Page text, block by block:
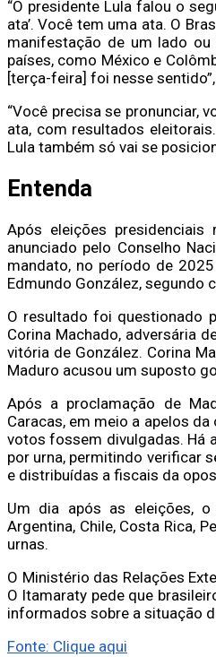
“O presidente Lula falou o
ata’. Você tem uma ata. O
manifestação de um lado
países, como México e
[terça-feira] foi nesse
“Você precisa se pronunciar,
ata, com resultados
Lula também só vai se
Entenda
Após eleições
anunciado pelo Conselho
mandato, no período de
Edmundo González, segundo
O resultado foi questionado
Corina Machado, adversária
vitória de González. Corina
Maduro acusou um suposto
Após a proclamação de
Caracas, em meio a apelos
votos fossem divulgadas. Há
por urna, permitindo verificar
e distribuídas a fiscais da
Um dia após as eleições, o
Argentina, Chile, Costa Rica,
urnas.
O Ministério das Relações
O Itamaraty pede que
informados sobre a situação
Fonte: Clique aqui